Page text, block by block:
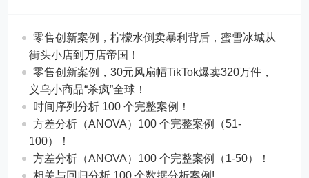
零售创新案例，柠檬水倒卖暴利背后，蜜雪冰城从
街头小店到万店帝国！
​​零售创新案例，30元风扇帽TikTok爆卖320万件，
义乌小商品“杀疯”全球！
时间序列分析 100 个完整案例！
方差分析（ANOVA）100 个完整案例（51-
100）！
方差分析（ANOVA）100 个完整案例（1-50）！
相关与回归分析 100 个数据分析案例!